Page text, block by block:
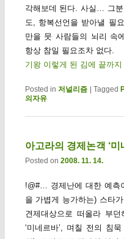
각해보데 된다. 사실… 그
도, 항복선언을 받아낼 필
만을 뭇 사람들의 뇌리 속
항상 참일 필요조차 없다.
기왕 이렇게 된 김에 끝까
Posted in 저널리즘 | Tagged
의자유
아고라의 경제논객 ‘미
Posted on 2008. 11. 14.
!@#… 경제난에 대한 예측
을 가볍게 능가하는) 스타
견제대상으로 떠올라 부
‘미네르바’, 며칠 전의 침